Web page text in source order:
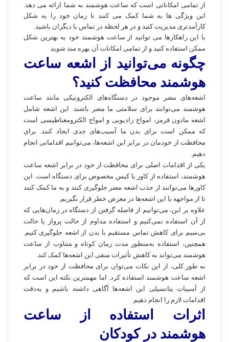
از تمامی امکاناتی است که ساعت هوشمند به شما ارائه می دهد.
این ویژگی ها به شما کمک می کنند تا زمان خود را به شکل
کارآمدتری مدیریت کنید و در هر لحظه در تماس با دیگران باشید.
با این راهکارها می توانید از ساعت هوشمند خود به بهترین شکل
ممکن استفاده کنید و از تمامی امکانات آن بهره مند شوید.
چگونه می‌توانید از اشعه ساعت
هوشمند محافظت کنید؟
اشعه‌های مضر موجود در دستگاه‌های الکترونیکی مانند ساعت
هوشمند می‌توانند برای سلامتی ما مضر باشند. این اشعه شامل
اشعه مادون قرمز، امواج رادیویی و امواج الکترومغناطیسی است
که ممکن است برای بدن ما آسیب‌های جدی ایجاد کنند. برای
محافظت از خودمان در برابر این اشعه‌ها، می‌توانیم اقداماتی انجام
دهیم.
یکی از اقدامات اصلی برای محافظت از خود در برابر اشعه ساعت
هوشمند، استفاده از کاور یا کیس مخصوص برای دستگاه است. این
کاورها می‌توانند از جذب اشعه مضر جلوگیری کنند و به ما کمک کنند
تا از مواجهه با این اشعه‌ها در معرض خطر قرار نگیریم.
علاوه بر این، می‌توانیم از فاصله گرفتن از دستگاه در زمان‌هایی که
از آن استفاده نمی‌کنیم و استفاده مداوم از حالت پرواز یا حالت
بی‌سیم برای کاهش تماس مستقیم با بدن از اشعه جلوگیری کنیم.
همچنین، استفاده به‌منظور مدت زمان کوتاه و متناوب از ساعت
هوشمند می‌تواند به کاهش تأثیرات منفی این اشعه‌ها کمک کند.
به طور کلی، از این نکات می‌توان برای محافظت از خود در برابر
اشعه ساعت هوشمند استفاده کرد. اما مهمترین نکته این است که
از آسیبات پتانسیلی این اشعه‌ها آگاهی داشته باشیم و به‌دقت
اقدامات لازم را انجام دهیم.
اثرات استفاده از ساعت
هوشمند در کودکان